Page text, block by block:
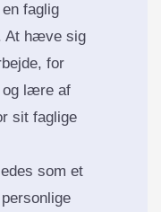
faglig
At hæve sig
for
og lære af
sit faglige
som et